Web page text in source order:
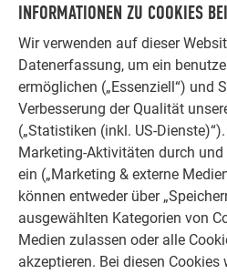
INFORMATIONEN ZU COOKIES
Wir verwenden auf dieser
Datenerfassung, um ein
ermöglichen („Essenziell“) und
Verbesserung der Qualität
(„Statistiken (inkl. US-
Marketing-Aktivitäten durch
ein („Marketing & externe
können entweder über
ausgewählten Kategorien von
Medien zulassen oder alle
akzeptieren. Bei diesen